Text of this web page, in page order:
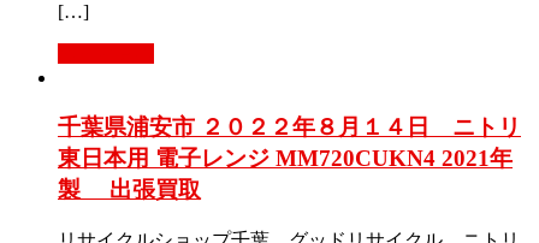
[…]
千葉県浦安市 ２０２２年８月１４日 ニトリ
東日本用 電子レンジ MM720CUKN4 2021年
製 出張買取